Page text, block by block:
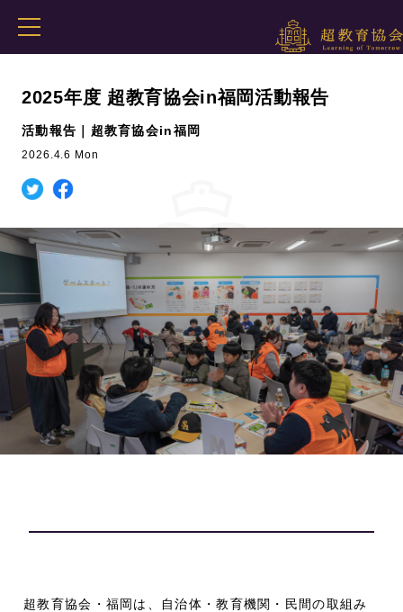
2025年度 超教育協会in福岡活動報告
活動報告｜超教育協会in福岡
2026.4.6 Mon
超教育協会・福岡は、自治体・教育機関・民間の取組み